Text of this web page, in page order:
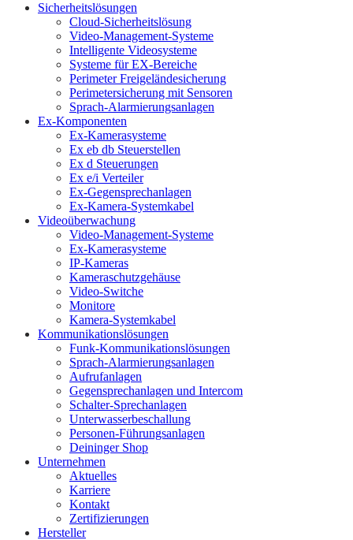
Sicherheitslösungen
Cloud-Sicherheitslösung
Video-Management-Systeme
Intelligente Videosysteme
Systeme für EX-Bereiche
Perimeter Freigeländesicherung
Perimetersicherung mit Sensoren
Sprach-Alarmierungsanlagen
Ex-Komponenten
Ex-Kamerasysteme
Ex eb db Steuerstellen
Ex d Steuerungen
Ex e/i Verteiler
Ex-Gegensprechanlagen
Ex-Kamera-Systemkabel
Videoüberwachung
Video-Management-Systeme
Ex-Kamerasysteme
IP-Kameras
Kameraschutzgehäuse
Video-Switche
Monitore
Kamera-Systemkabel
Kommunikationslösungen
Funk-Kommunikationslösungen
Sprach-Alarmierungsanlagen
Aufrufanlagen
Gegensprechanlagen und Intercom
Schalter-Sprechanlagen
Unterwasserbeschallung
Personen-Führungsanlagen
Deininger Shop
Unternehmen
Aktuelles
Karriere
Kontakt
Zertifizierungen
Hersteller